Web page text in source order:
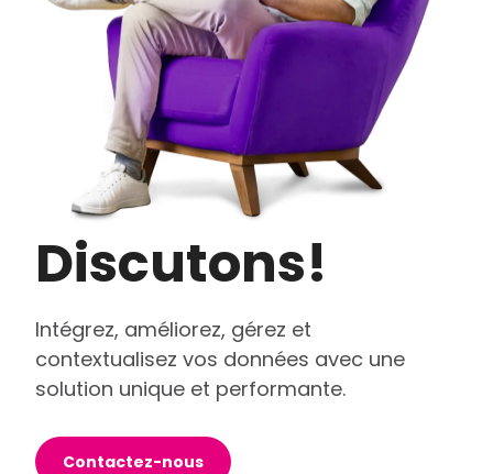
Discutons!
Intégrez, améliorez, gérez et
contextualisez vos données avec une
solution unique et performante.
Contactez-nous